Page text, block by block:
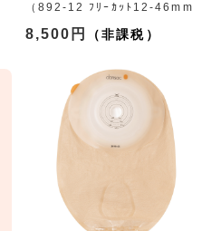
（892-12 ﾌﾘｰｶｯﾄ12-46mm
8,500円